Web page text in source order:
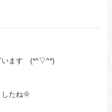
います (*^▽^*)
たね🌞